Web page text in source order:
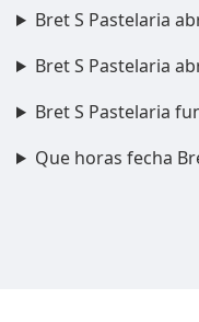
Bret S Pastelaria
Bret S Pastelaria
Bret S Pastelaria
Que horas fecha